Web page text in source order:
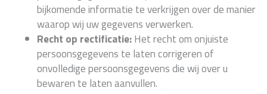
bijkomende informatie te verkrijgen over de manier
waarop wij uw gegevens verwerken.
Recht op rectificatie:Het recht om onjuiste
persoonsgegevens te laten corrigeren of
onvolledige persoonsgegevens die wij over u
bewaren te laten aanvullen.